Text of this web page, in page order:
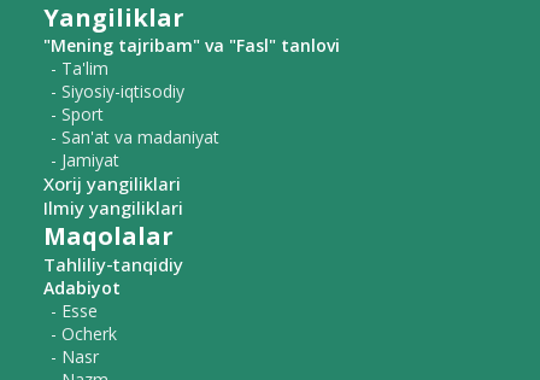
Yangiliklar
"Mening tajribam" va "Fasl" tanlovi
- Ta'lim
- Siyosiy-iqtisodiy
- Sport
- San'at va madaniyat
- Jamiyat
Xorij yangiliklari
Ilmiy yangiliklari
Maqolalar
Tahliliy-tanqidiy
Adabiyot
- Esse
- Ocherk
- Nasr